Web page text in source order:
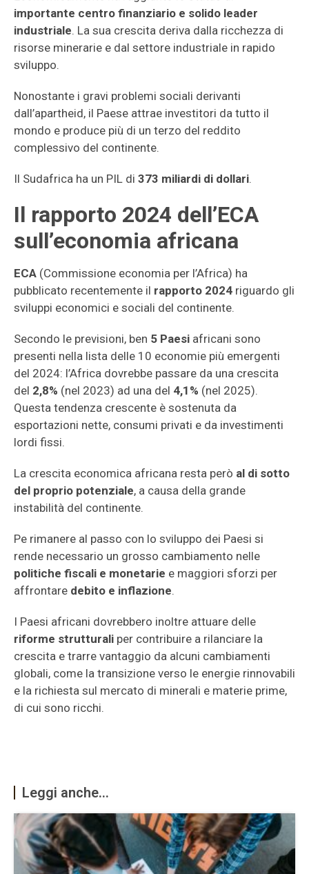
importante centro finanziario e solido leader
industriale. La sua crescita deriva dalla ricchezza di
risorse minerarie e dal settore industriale in rapido
sviluppo.
Nonostante i gravi problemi sociali derivanti
dall’apartheid, il Paese attrae investitori da tutto il
mondo e produce più di un terzo del reddito
complessivo del continente.
Il Sudafrica ha un PIL di 373 miliardi di dollari.
Il rapporto 2024 dell’ECA
sull’economia africana
ECA (Commissione economia per l’Africa) ha
pubblicato recentemente il rapporto 2024 riguardo gli
sviluppi economici e sociali del continente.
Secondo le previsioni, ben 5 Paesi africani sono
presenti nella lista delle 10 economie più emergenti
del 2024: l’Africa dovrebbe passare da una crescita
del 2,8% (nel 2023) ad una del 4,1% (nel 2025).
Questa tendenza crescente è sostenuta da
esportazioni nette, consumi privati e da investimenti
lordi fissi.
La crescita economica africana resta però al di sotto
del proprio potenziale, a causa della grande
instabilità del continente.
Pe rimanere al passo con lo sviluppo dei Paesi si
rende necessario un grosso cambiamento nelle
politiche fiscali e monetarie e maggiori sforzi per
affrontare debito e inflazione.
I Paesi africani dovrebbero inoltre attuare delle
riforme strutturali per contribuire a rilanciare la
crescita e trarre vantaggio da alcuni cambiamenti
globali, come la transizione verso le energie rinnovabili
e la richiesta sul mercato di minerali e materie prime,
di cui sono ricchi.
Leggi anche...